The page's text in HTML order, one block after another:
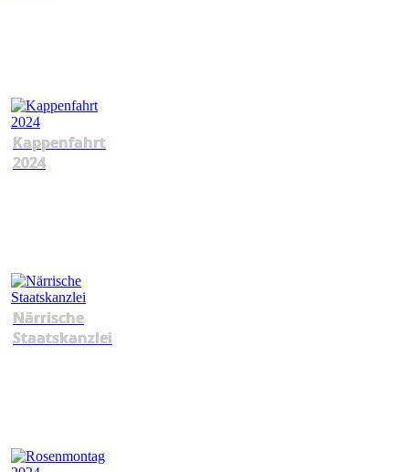
Kappenfahrt
2024
Närrische
Staatskanzlei